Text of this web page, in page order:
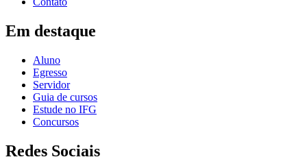
Em destaque
Aluno
Egresso
Servidor
Guia de cursos
Estude no IFG
Concursos
Redes Sociais